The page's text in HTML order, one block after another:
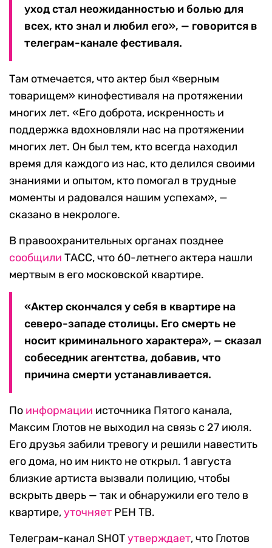
уход стал неожиданностью и болью для
всех, кто знал и любил его», — говорится в
телеграм-канале фестиваля.
Там отмечается, что актер был «верным
товарищем» кинофестиваля на протяжении
многих лет. «Его доброта, искренность и
поддержка вдохновляли нас на протяжении
многих лет. Он был тем, кто всегда находил
время для каждого из нас, кто делился своими
знаниями и опытом, кто помогал в трудные
моменты и радовался нашим успехам», —
сказано в некрологе.
В правоохранительных органах позднее
сообщили ТАСС, что 60-летнего актера нашли
мертвым в его московской квартире.
«Актер скончался у себя в квартире на
северо-западе столицы. Его смерть не
носит криминального характера», — сказал
собеседник агентства, добавив, что
причина смерти устанавливается.
По информации источника Пятого канала,
Максим Глотов не выходил на связь с 27 июля.
Его друзья забили тревогу и решили навестить
его дома, но им никто не открыл. 1 августа
близкие артиста вызвали полицию, чтобы
вскрыть дверь — так и обнаружили его тело в
квартире,уточняет РЕН ТВ.
Телеграм-канал SHOTутверждает, что Глотов